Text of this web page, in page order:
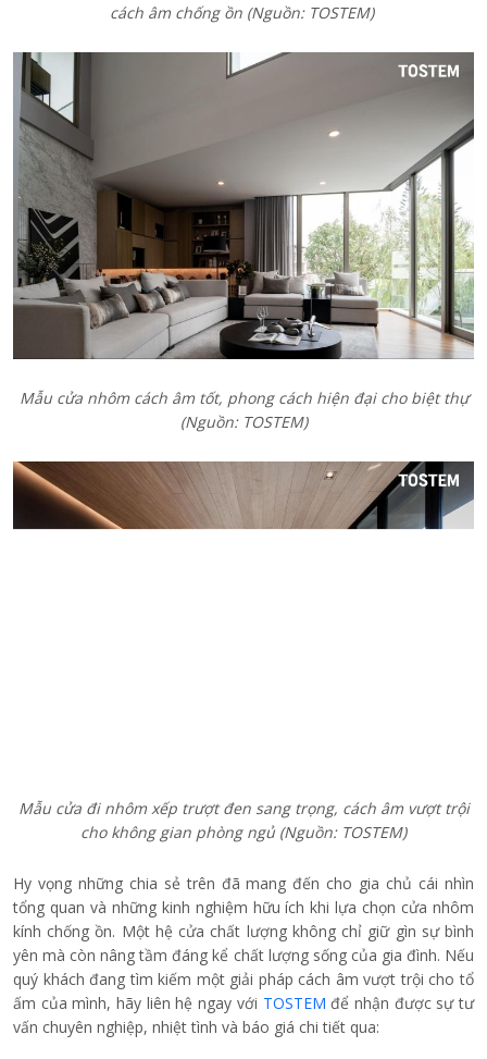
cách âm chống ồn (Nguồn: TOSTEM)
Mẫu cửa nhôm cách âm tốt, phong cách hiện đại cho biệt thự
(Nguồn: TOSTEM)
Mẫu cửa đi nhôm xếp trượt đen sang trọng, cách âm vượt trội
cho không gian phòng ngủ (Nguồn: TOSTEM)
Hy vọng những chia sẻ trên đã mang đến cho gia chủ cái nhìn
tổng quan và những kinh nghiệm hữu ích khi lựa chọn cửa nhôm
kính chống ồn. Một hệ cửa chất lượng không chỉ giữ gìn sự bình
yên mà còn nâng tầm đáng kể chất lượng sống của gia đình. Nếu
quý khách đang tìm kiếm một giải pháp cách âm vượt trội cho tổ
ấm của mình, hãy liên hệ ngay với TOSTEM để nhận được sự tư
vấn chuyên nghiệp, nhiệt tình và báo giá chi tiết qua: